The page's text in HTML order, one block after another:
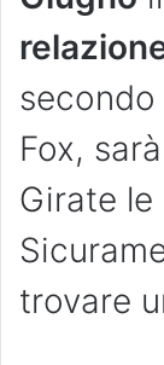
secondo
Fox,
Girate
trovare